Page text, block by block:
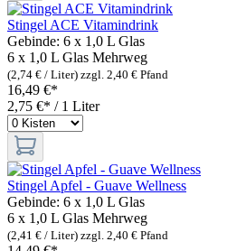
Stingel ACE Vitamindrink
Gebinde: 6 x 1,0 L Glas
6 x 1,0 L Glas Mehrweg
(2,74 € / Liter) zzgl. 2,40 € Pfand
16,49 €*
2,75 €* / 1 Liter
Stingel Apfel - Guave Wellness
Gebinde: 6 x 1,0 L Glas
6 x 1,0 L Glas Mehrweg
(2,41 € / Liter) zzgl. 2,40 € Pfand